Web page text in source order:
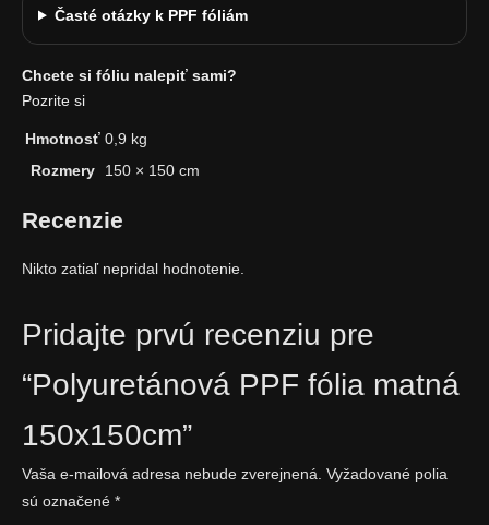
Časté otázky k PPF fóliám
Chcete si fóliu nalepiť sami?
Pozrite si
Hmotnosť 0,9 kg
Rozmery
150 × 150 cm
Recenzie
Nikto zatiaľ nepridal hodnotenie.
Pridajte prvú recenziu pre
“Polyuretánová PPF fólia matná
150x150cm”
Vaša e-mailová adresa nebude zverejnená. Vyžadované polia
sú označené *